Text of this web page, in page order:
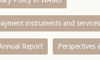
instruments and services
Report Perspectives